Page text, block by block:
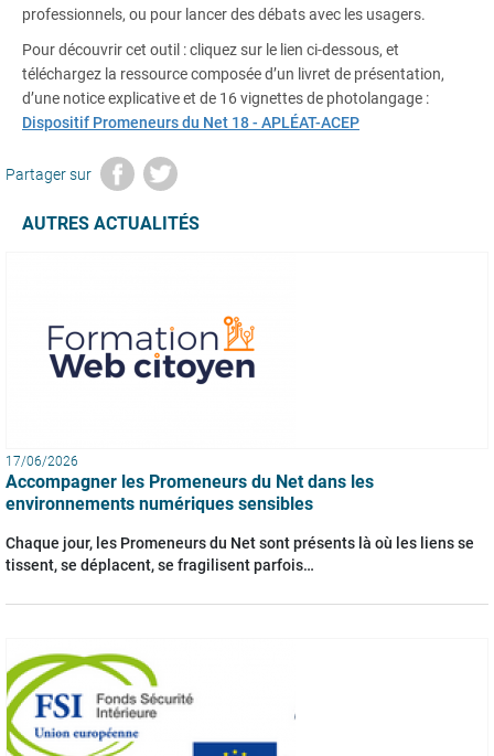
professionnels, ou pour lancer des débats avec les usagers.
Pour découvrir cet outil : cliquez sur le lien ci-dessous, et
téléchargez la ressource composée d’un livret de présentation,
d’une notice explicative et de 16 vignettes de photolangage :
Dispositif Promeneurs du Net 18 - APLÉAT-ACEP
Partager sur
AUTRES ACTUALITÉS
17/06/2026
Accompagner les Promeneurs du Net dans les
environnements numériques sensibles
Chaque jour, les Promeneurs du Net sont présents là où les liens se
tissent, se déplacent, se fragilisent parfois…